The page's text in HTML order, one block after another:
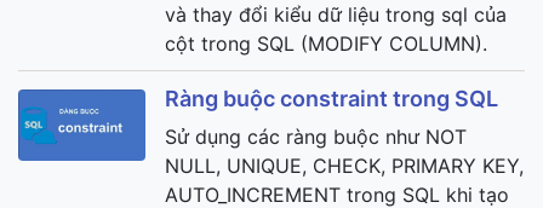
và thay đổi kiểu dữ liệu trong sql của
cột trong SQL (MODIFY COLUMN).
Ràng buộc constraint trong SQL
Sử dụng các ràng buộc như NOT
NULL, UNIQUE, CHECK, PRIMARY KEY,
AUTO_INCREMENT trong SQL khi tạo